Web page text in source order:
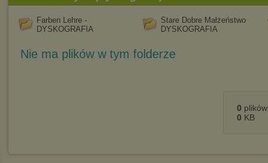
Farben Lehre -
DYSKOGRAFIA
Stare Dobre Małżeństwo
DYSKOGRAFIA
Nie ma plików w tym folderze
0 plików
0 KB